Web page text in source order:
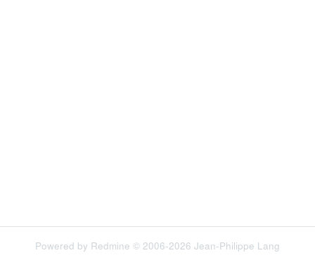
Powered by Redmine © 2006-2026 Jean-Philippe Lang